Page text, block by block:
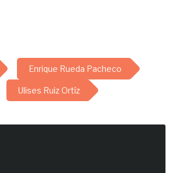
Enrique Rueda Pacheco
Ulises Ruiz Ortíz